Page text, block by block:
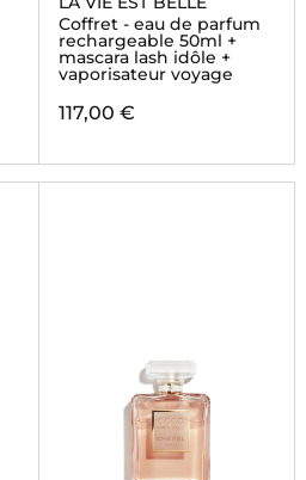
Coffret - eau de parfum
rechargeable 50ml +
mascara lash idôle +
vaporisateur voyage
117,00 €